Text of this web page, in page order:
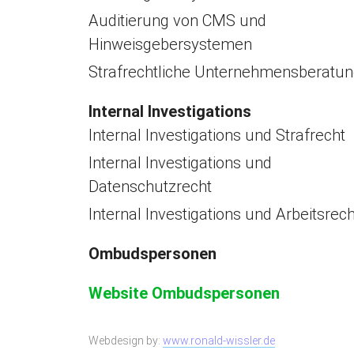
Auditierung von CMS und
Hinweisgebersystemen
Strafrechtliche
Internal Investigations
Internal Investigations und Strafrecht
Internal Investigations und
Datenschutzrecht
Internal Investigations und
Ombudspersonen
Website Ombudspersonen
Webdesign by: www.ronald-wissler.de